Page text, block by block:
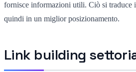
fornisce informazioni utili. Ciò si traduce
quindi in un miglior posizionamento.
Link building